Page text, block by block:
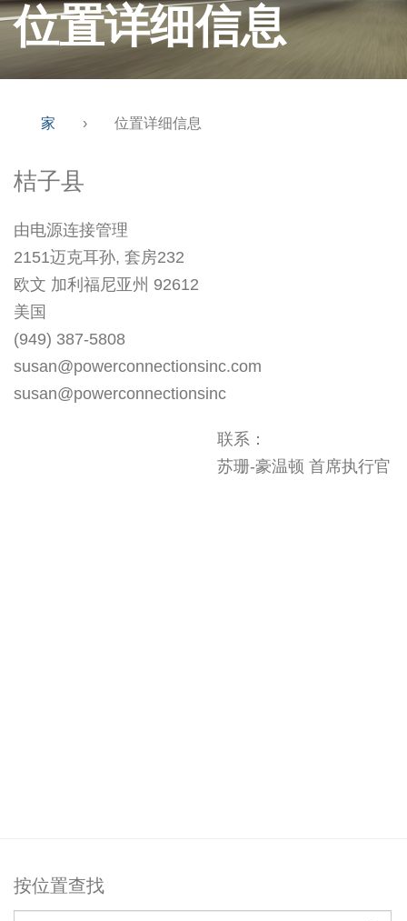
位置详细信息
家 › 位置详细信息
桔子县
由电源连接管理
2151迈克耳孙, 套房232
欧文 加利福尼亚州 92612
美国
(949) 387-5808
susan@powerconnectionsinc.com
susan@powerconnectionsinc
联系：
苏珊-豪温顿 首席执行官
按位置查找